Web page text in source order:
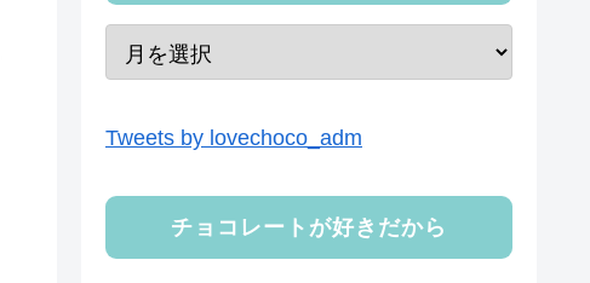
Tweets by lovechoco_adm
チョコレートが好きだから